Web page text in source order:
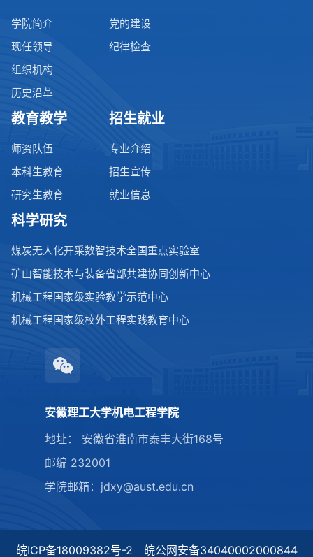
学院简介
现任领导
组织机构
历史沿革
党的建设
纪律检查
教育教学
师资队伍
本科生教育
研究生教育
招生就业
专业介绍
招生宣传
就业信息
科学研究
煤炭无人化开采数智技术全国重点实验室
矿山智能技术与装备省部共建协同创新中心
机械工程国家级实验教学示范中心
机械工程国家级校外工程实践教育中心
安徽理工大学机电工程学院
地址： 安徽省淮南市泰丰大街168号
邮编 232001
学院邮箱：jdxy@aust.edu.cn
皖ICP备18009382号-2 皖公网安备34040002000844